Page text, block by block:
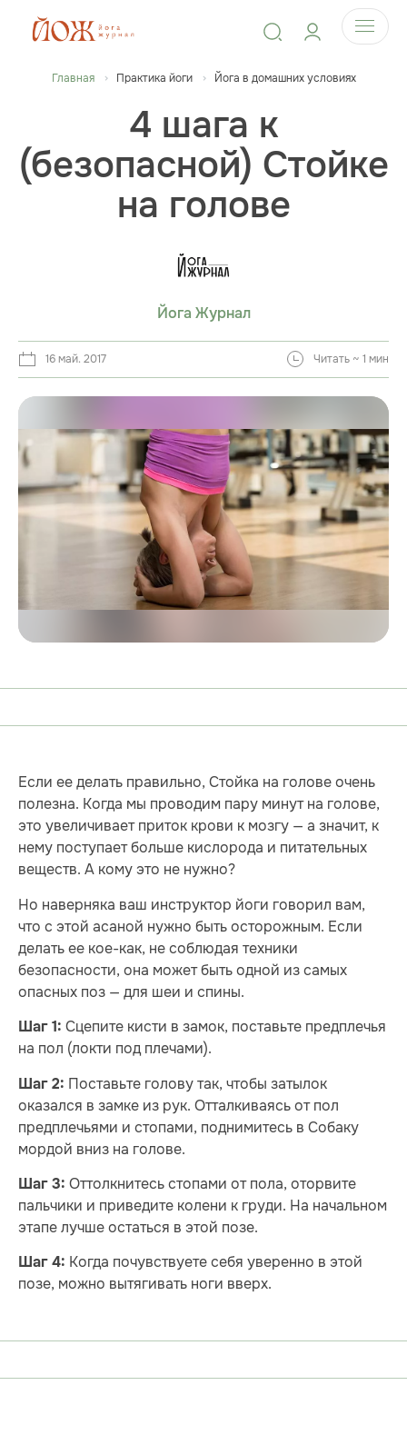
Главная Практика йоги Йога в домашних условиях
4 шага к
(безопасной) Стойке
на голове
Йога Журнал
16 май. 2017 Читать ~ 1 мин
Если ее делать правильно, Стойка на голове очень
полезна. Когда мы проводим пару минут на голове,
это увеличивает приток крови к мозгу — а значит, к
нему поступает больше кислорода и питательных
веществ. А кому это не нужно?
Но наверняка ваш инструктор йоги говорил вам,
что с этой асаной нужно быть осторожным. Если
делать ее кое-как, не соблюдая техники
безопасности, она может быть одной из самых
опасных поз — для шеи и спины.
Шаг 1: Сцепите кисти в замок, поставьте предплечья
на пол (локти под плечами).
Шаг 2: Поставьте голову так, чтобы затылок
оказался в замке из рук. Отталкиваясь от пол
предплечьями и стопами, поднимитесь в Собаку
мордой вниз на голове.
Шаг 3: Оттолкнитесь стопами от пола, оторвите
пальчики и приведите колени к груди. На начальном
этапе лучше остаться в этой позе.
Шаг 4: Когда почувствуете себя уверенно в этой
позе, можно вытягивать ноги вверх.